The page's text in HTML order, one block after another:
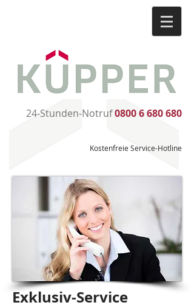
24-Stunden-Notruf0800 6 680 680
Kostenfreie Service-Hotline
Exklusiv-Service